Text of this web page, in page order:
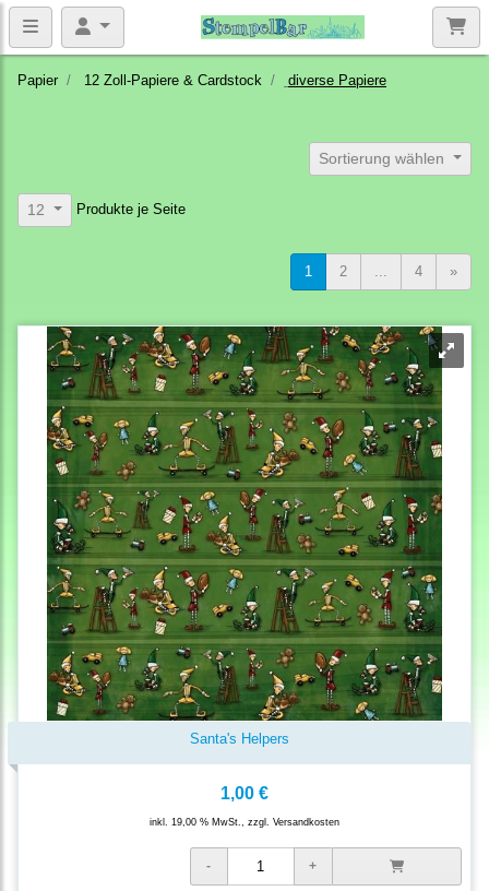
Papier 12 Zoll-Papiere & Cardstock diverse Papiere
Sortierung wählen
12 Produkte je Seite
1 2 ... 4 »
Santa's Helpers
1,00 €
inkl. 19,00 % MwSt., zzgl. Versandkosten